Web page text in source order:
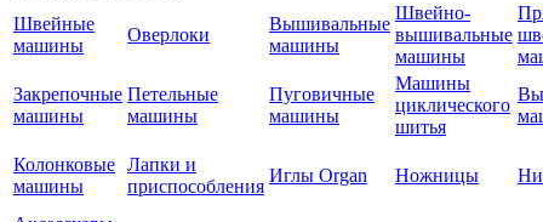
Швейные
машины
Оверлоки
Вышивальные
машины
Швейно-
вышивальные
машины
Закрепочные
машины
Петельные
машины
Пуговичные
машины
Машины
циклического
шитья
Колонковые
машины
Лапки и
приспособления
Иглы Organ Ножницы